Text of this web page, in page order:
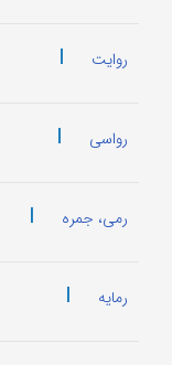
روایت |
رواسی |
رمی، جمره |
رمایه |